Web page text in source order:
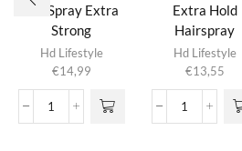
Gel Spray Extra
Strong
Hd Lifestyle
€14,99
Gel
Extra Hold
Hairspray
Hd Lifestyle
€13,55
Extra